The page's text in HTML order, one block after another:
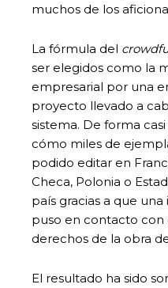
muchos de los
La fórmula del
ser elegidos como la
empresarial por una
proyecto llevado a
sistema. De forma
cómo miles de
podido editar en
Checa, Polonia o
país gracias a que
puso en contacto con
derechos de la obra
El resultado ha sido